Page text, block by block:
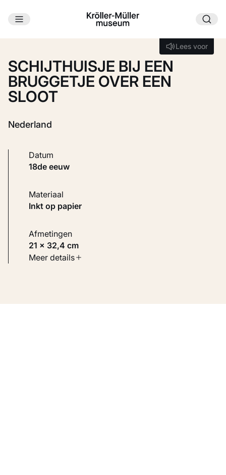
Ga naar hoofdinhoud
Lees voor
Lees voor
SCHIJTHUISJE BIJ EEN
BRUGGETJE OVER EEN
SLOOT
Nederland
Datum
18de eeuw
Materiaal
Inkt op papier
Afmetingen
21 × 32,4 cm
Soort werk
Meer details